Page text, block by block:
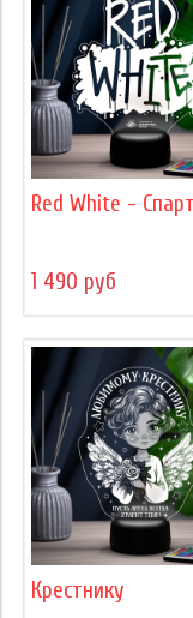
Red White -
1 490 руб
Крестнику